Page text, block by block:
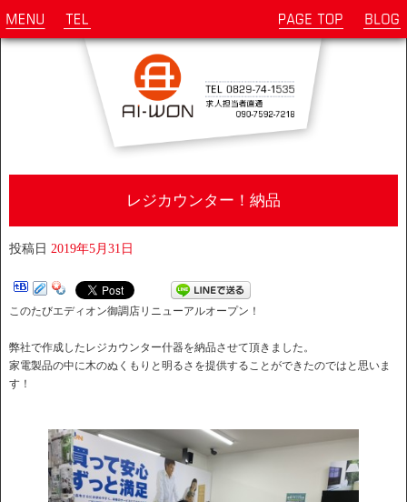
レジカウンター！納品
投稿日 2019年5月31日
このたびエディオン御調店リニューアルオープン！
弊社で作成したレジカウンター什器を納品させて頂きました。
家電製品の中に木のぬくもりと明るさを提供することができたのではと思いま
す！